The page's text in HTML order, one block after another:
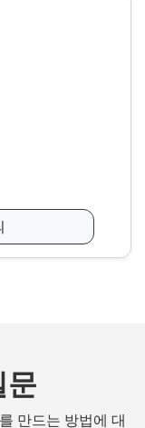
문
만드는 방법에 대